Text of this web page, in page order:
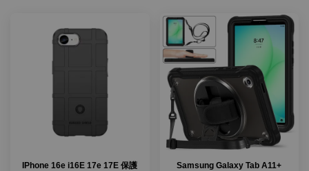
IPhone 16e i16E 17e 17E 保護
Samsung Galaxy Tab A11+